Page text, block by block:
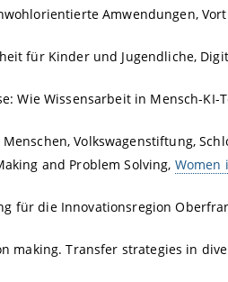
Amwendungen,
für Kinder und Jugendliche,
Wie Wissensarbeit in Mensch-KI-
Volkswagenstiftung,
and Problem Solving, Women
für die Innovationsregion
making. Transfer strategies in